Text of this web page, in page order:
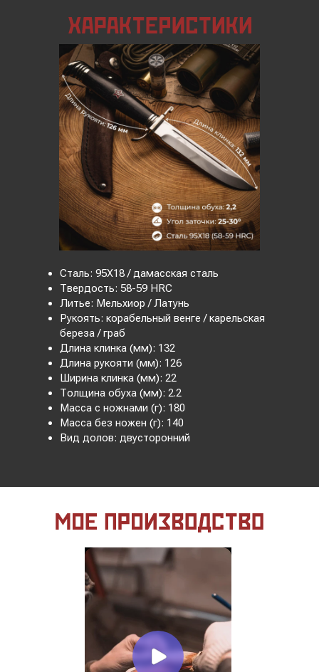
Сталь: 95Х18 / дамасская сталь
Твердость: 58-59 HRC
Литье: Мельхиор / Латунь
Рукоять: корабельный венге / карельская
береза / граб
Длина клинка (мм): 132
Длина рукояти (мм): 126
Ширина клинка (мм): 22
Толщина обуха (мм): 2.2
Масса с ножнами (г): 180
Масса без ножен (г): 140
Вид долов: двусторонний